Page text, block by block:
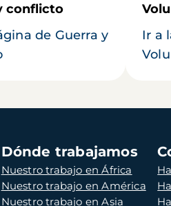
conflicto
de Guerra y
Ir a
Dónde trabajamos
Nuestro trabajo en África
Nuestro trabajo en América
Nuestro trabajo en Asia